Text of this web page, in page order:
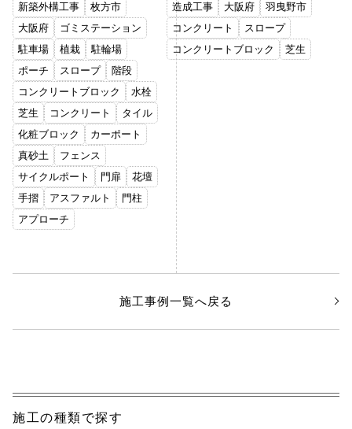
新築外構工事
枚方市
大阪府
ゴミステーション
駐車場
植栽
駐輪場
ポーチ
スロープ
階段
コンクリートブロック
水栓
芝生
コンクリート
タイル
化粧ブロック
カーポート
真砂土
フェンス
サイクルポート
門扉
花壇
手摺
アスファルト
門柱
アプローチ
造成工事 大阪府
羽曳野市
コンクリート
スロープ
コンクリートブロック
芝生
施工事例一覧へ戻る
施工の種類で探す